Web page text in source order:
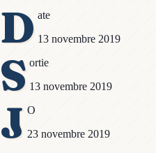
D ate
13 novembre 2019
S ortie
13 novembre 2019
J O
23 novembre 2019